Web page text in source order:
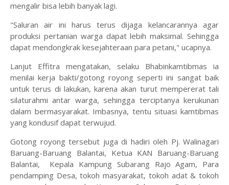
mengalir bisa lebih banyak lagi.
"Saluran air ini harus terus dijaga kelancarannya agar
produksi pertanian warga dapat lebih maksimal. Sehingga
dapat mendongkrak kesejahteraan para petani," ucapnya.
Lanjut Effitra mengatakan, selaku Bhabinkamtibmas ia
menilai kerja bakti/gotong royong seperti ini sangat baik
untuk terus di lakukan, karena akan turut mempererat tali
silaturahmi antar warga, sehingga terciptanya kerukunan
dalam bermasyarakat. Imbasnya, tentu situasi kamtibmas
yang kondusif dapat terwujud.
Gotong royong tersebut juga di hadiri oleh Pj. Walinagari
Baruang-Baruang Balantai, Ketua KAN Baruang-Baruang
Balantai, Kepala Kampung Subarang Rajo Agam, Para
pendamping Desa, tokoh masyarakat, tokoh adat & tokoh